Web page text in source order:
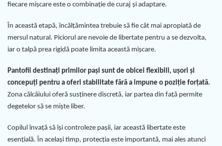
fiecare mișcare este o combinație de curaj și adaptare.
În această etapă, încălțămintea trebuie să fie cât mai apropiată de
mersul natural. Piciorul are nevoie de libertate pentru a se dezvolta,
iar o talpă prea rigidă poate limita această mișcare.
Pantofii destinați primilor pași sunt de obicei flexibili, ușori și
concepuți pentru a oferi stabilitate fără a impune o poziție forțată.
Zona călcâiului oferă susținere discretă, iar partea din față permite
degetelor să se miște liber.
Copilul învață să își controleze pașii, iar această libertate este
esențială. În același timp, protecția este importantă, mai ales atunci